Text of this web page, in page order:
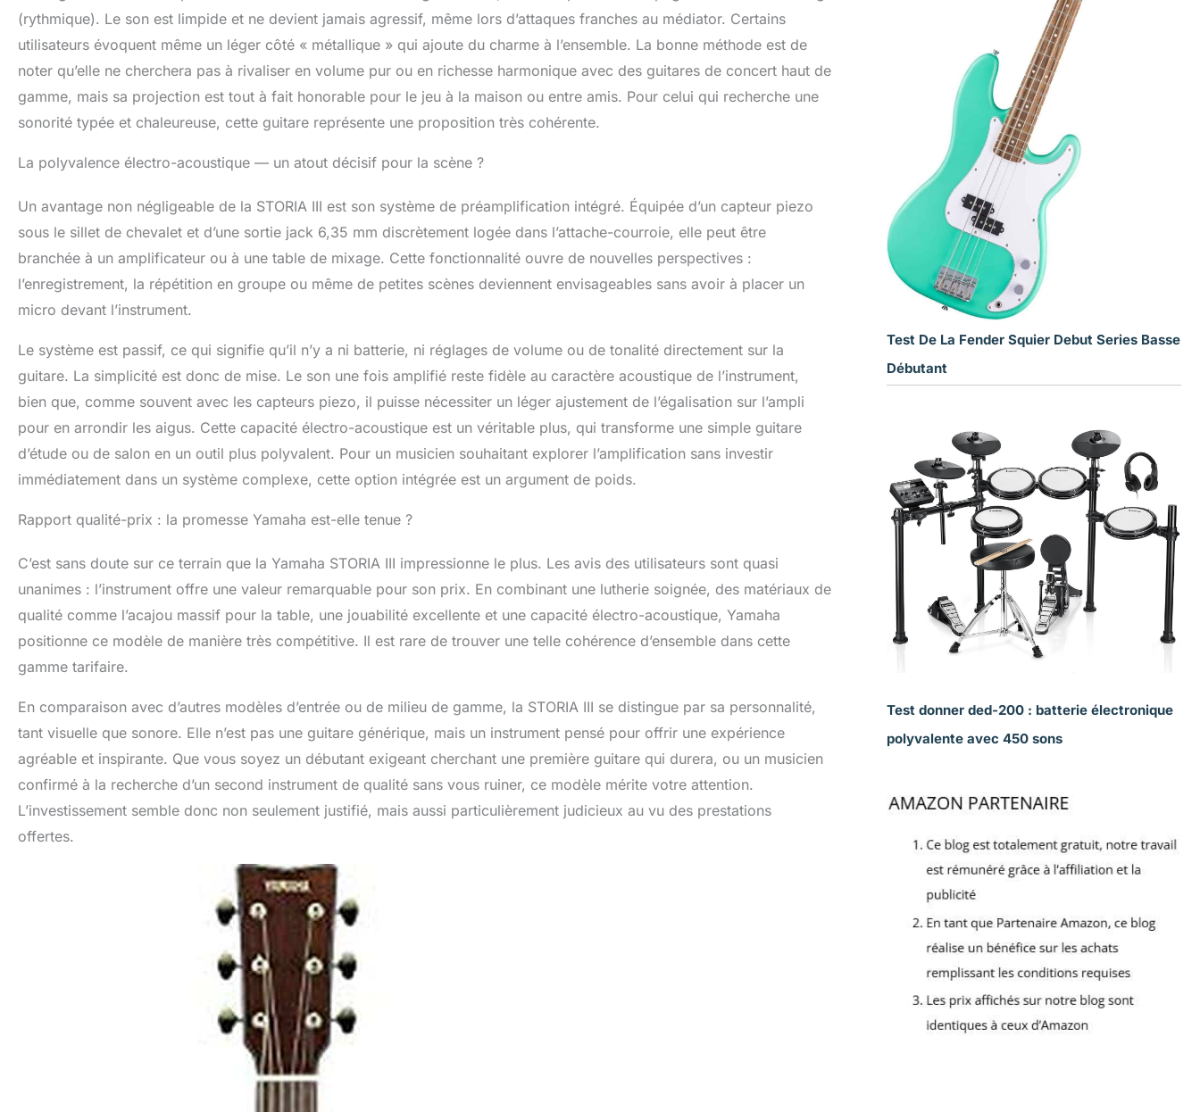
(rythmique). Le son est limpide et ne devient jamais agressif, même lors d’attaques franches au médiator. Certains
utilisateurs évoquent même un léger côté « métallique » qui ajoute du charme à l’ensemble. La bonne méthode est de
noter qu’elle ne cherchera pas à rivaliser en volume pur ou en richesse harmonique avec des guitares de concert haut de
gamme, mais sa projection est tout à fait honorable pour le jeu à la maison ou entre amis. Pour celui qui recherche une
sonorité typée et chaleureuse, cette guitare représente une proposition très cohérente.
La polyvalence électro-acoustique — un atout décisif pour la scène ?
Un avantage non négligeable de la STORIA III est son système de préamplification intégré. Équipée d’un capteur piezo
sous le sillet de chevalet et d’une sortie jack 6,35 mm discrètement logée dans l’attache-courroie, elle peut être
branchée à un amplificateur ou à une table de mixage. Cette fonctionnalité ouvre de nouvelles perspectives :
l’enregistrement, la répétition en groupe ou même de petites scènes deviennent envisageables sans avoir à placer un
micro devant l’instrument.
Le système est passif, ce qui signifie qu’il n’y a ni batterie, ni réglages de volume ou de tonalité directement sur la
guitare. La simplicité est donc de mise. Le son une fois amplifié reste fidèle au caractère acoustique de l’instrument,
bien que, comme souvent avec les capteurs piezo, il puisse nécessiter un léger ajustement de l’égalisation sur l’ampli
pour en arrondir les aigus. Cette capacité électro-acoustique est un véritable plus, qui transforme une simple guitare
d’étude ou de salon en un outil plus polyvalent. Pour un musicien souhaitant explorer l’amplification sans investir
immédiatement dans un système complexe, cette option intégrée est un argument de poids.
Rapport qualité-prix : la promesse Yamaha est-elle tenue ?
C’est sans doute sur ce terrain que la Yamaha STORIA III impressionne le plus. Les avis des utilisateurs sont quasi
unanimes : l’instrument offre une valeur remarquable pour son prix. En combinant une lutherie soignée, des matériaux de
qualité comme l’acajou massif pour la table, une jouabilité excellente et une capacité électro-acoustique, Yamaha
positionne ce modèle de manière très compétitive. Il est rare de trouver une telle cohérence d’ensemble dans cette
gamme tarifaire.
En comparaison avec d’autres modèles d’entrée ou de milieu de gamme, la STORIA III se distingue par sa personnalité,
tant visuelle que sonore. Elle n’est pas une guitare générique, mais un instrument pensé pour offrir une expérience
agréable et inspirante. Que vous soyez un débutant exigeant cherchant une première guitare qui durera, ou un musicien
confirmé à la recherche d’un second instrument de qualité sans vous ruiner, ce modèle mérite votre attention.
L’investissement semble donc non seulement justifié, mais aussi particulièrement judicieux au vu des prestations
offertes.
Test De La Fender Squier Debut Series Basse
Débutant
Test donner ded-200 : batterie électronique
polyvalente avec 450 sons